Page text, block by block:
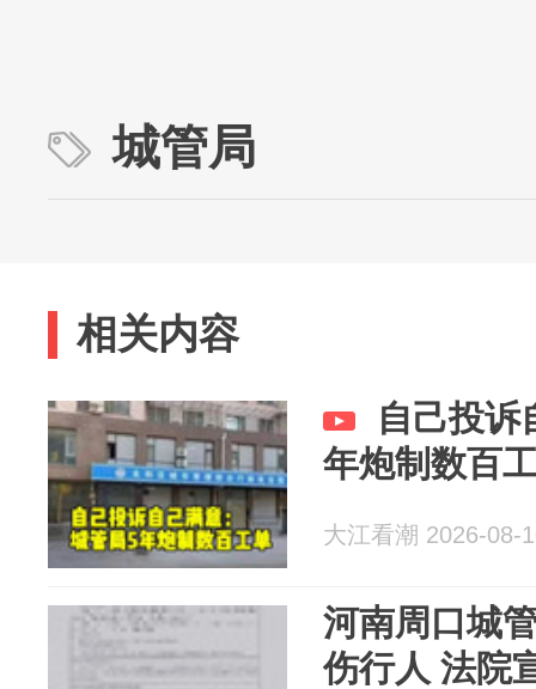
城管局
相关内容
自己投诉
年炮制数百
大江看潮 2026-08-
河南周口城
伤行人 法院